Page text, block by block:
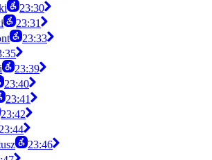
23:30
23:31
23:33
23:39
23:40
23:41
23:42
23:44
23:46